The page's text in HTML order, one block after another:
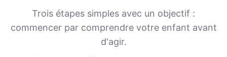
Trois étapes simples avec un objectif :
commencer par comprendre votre enfant avant
d'agir.